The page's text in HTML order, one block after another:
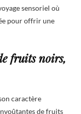
sensoriel où
pour offrir une
fruits noirs,
caractère
de fruits